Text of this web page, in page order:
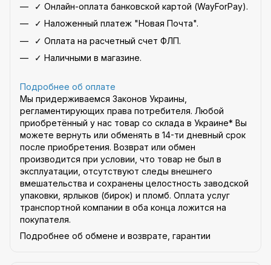
✓ Онлайн-оплата банковской картой (WayForPay).
✓ Наложенный платеж "Новая Почта".
✓ Оплата на расчетный счет ФЛП.
✓ Наличными в магазине.
Подробнее об оплате
Мы придерживаемся Законов Украины,
регламентирующих права потребителя. Любой
приобретённый у нас товар со склада в Украине* Вы
можете вернуть или обменять в 14-ти дневный срок
после приобретения. Возврат или обмен
производится при условии, что товар не был в
эксплуатации, отсутствуют следы внешнего
вмешательства и сохранены целостность заводской
упаковки, ярлыков (бирок) и пломб. Оплата услуг
транспортной компании в оба конца ложится на
покупателя.
Подробнее об обмене и возврате, гарантии